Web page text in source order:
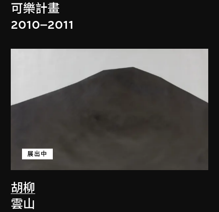
可樂計畫
2010–2011
胡柳
展出中
雲山